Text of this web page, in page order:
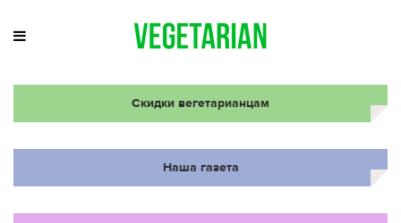
Скидки вегетарианцам
Наша газета